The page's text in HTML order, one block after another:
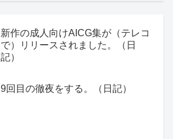
新作の成人向けAICG集が（テレコ
で）リリースされました。（日
記）
9回目の徹夜をする。（日記）